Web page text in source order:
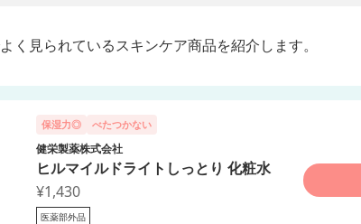
く見られているスキンケア商品を紹介します。
保湿力◎ べたつかない
健栄製薬株式会社
ヒルマイルドライトしっとり 化粧水
¥1,430
医薬部外品